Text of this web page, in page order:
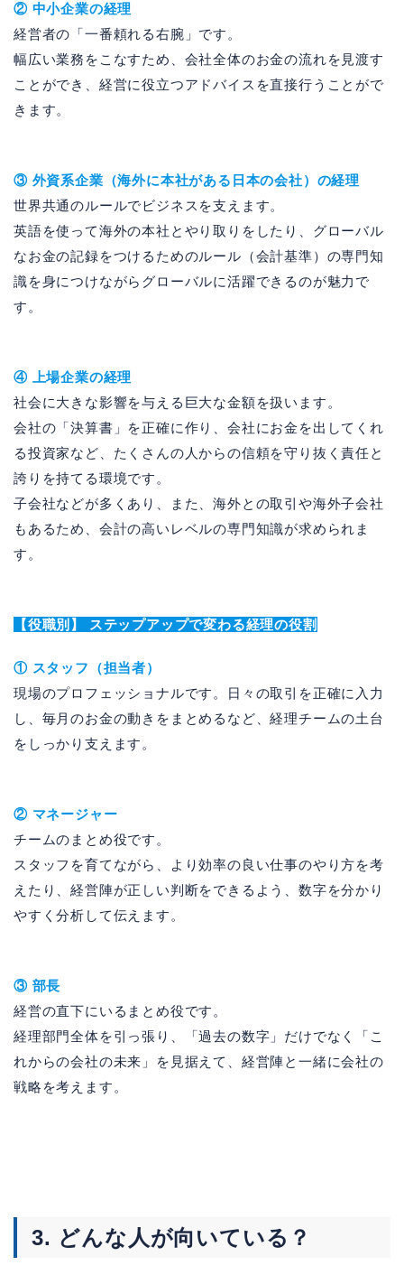
② 中小企業の経理
経営者の「一番頼れる右腕」です。
幅広い業務をこなすため、会社全体のお金の流れを見渡す
ことができ、経営に役立つアドバイスを直接行うことがで
きます。
③ 外資系企業（海外に本社がある日本の会社）の経理
世界共通のルールでビジネスを支えます。
英語を使って海外の本社とやり取りをしたり、グローバル
なお金の記録をつけるためのルール（会計基準）の専門知
識を身につけながらグローバルに活躍できるのが魅力で
す。
④ 上場企業の経理
社会に大きな影響を与える巨大な金額を扱います。
会社の「決算書」を正確に作り、会社にお金を出してくれ
る投資家など、たくさんの人からの信頼を守り抜く責任と
誇りを持てる環境です。
子会社などが多くあり、また、海外との取引や海外子会社
もあるため、会計の高いレベルの専門知識が求められま
す。
【役職別】 ステップアップで変わる経理の役割
① スタッフ（担当者）
現場のプロフェッショナルです。日々の取引を正確に入力
し、毎月のお金の動きをまとめるなど、経理チームの土台
をしっかり支えます。
② マネージャー
チームのまとめ役です。
スタッフを育てながら、より効率の良い仕事のやり方を考
えたり、経営陣が正しい判断をできるよう、数字を分かり
やすく分析して伝えます。
③ 部長
経営の直下にいるまとめ役です。
経理部門全体を引っ張り、「過去の数字」だけでなく「こ
れからの会社の未来」を見据えて、経営陣と一緒に会社の
戦略を考えます。
3. どんな人が向いている？